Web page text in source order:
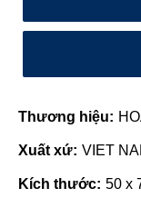
Thương hiệu:
Xuất xứ: VIET
Kích thước: 50 x